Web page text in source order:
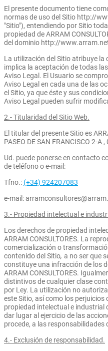
El presente documento tiene
normas de uso del Sitio http://
"Sitio"), entendiendo por Sitio
propiedad de ARRAM
del dominio http://
La utilización del Sitio atribuye la
implica la aceptación de todas
Aviso Legal. El Usuario se
Aviso Legal en cada una de las
el Sitio, ya que éste y sus
Aviso Legal pueden sufrir
2.- Titularidad del Sitio Web.
El titular del presente Sitio es
PASEO DE SAN FRANCISCO 2-
Ud. puede ponerse en contacto
de teléfono o e-mail:
Tfno.: (+34) 924207083
e-mail:
3.- Propiedad intelectual e
Los derechos de propiedad
ARRAM CONSULTORES. La
comercialización o
contenido del Sitio, a no ser que
constituye una infracción de los
ARRAM CONSULTORES.
distintivos de cualquier clase
por Ley. La utilización no
este Sitio, así como los
propiedad intelectual e industrial
dar lugar al ejercicio de las
procede, a las responsabilidades
4.- Exclusión de responsabilidad.